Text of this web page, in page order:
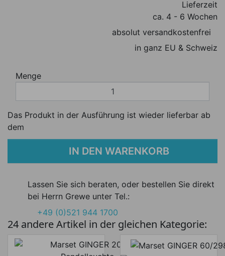
Lieferzeit
ca. 4 - 6 Wochen
absolut versandkostenfrei
in ganz EU & Schweiz
Menge
Das Produkt in der Ausführung ist wieder lieferbar ab
dem
IN DEN WARENKORB
Lassen Sie sich beraten, oder bestellen Sie direkt
bei Herrn Grewe unter Tel.:
+49 (0)521 944 1700
24 andere Artikel in der gleichen Kategorie: